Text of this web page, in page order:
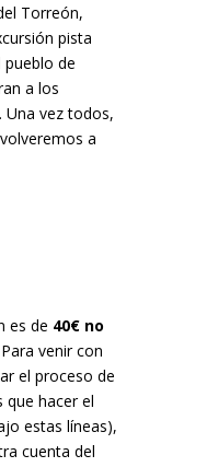
Torreón,
pista
de
a los
Una vez todos,
a
es de 40€ no
venir con
el proceso de
que hacer el
estas líneas),
cuenta del